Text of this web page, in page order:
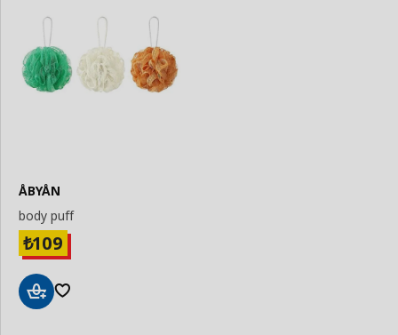
ÅBYÅN
body puff
₺109